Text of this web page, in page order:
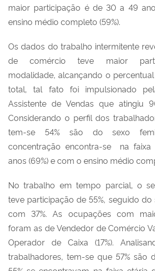
maior participação é de 30 a 49
ensino médio completo (59%).
Os dados do trabalho intermitente
de comércio teve maior
modalidade, alcançando o
total, tal fato foi impulsionado
Assistente de Vendas que atingiu
Considerando o perfil dos
tem-se 54% são do sexo
concentração encontra-se na
anos (69%) e com o ensino médio
No trabalho em tempo parcial, o
teve participação de 55%, seguido
com 37%. As ocupações com
foram as de Vendedor de Comércio
Operador de Caixa (17%).
trabalhadores, tem-se que 57% são